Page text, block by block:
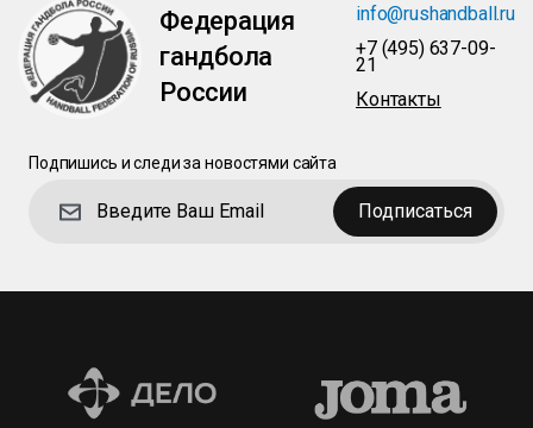
Федерация
гандбола
России
info@rushandball.ru
+7 (495) 637-09-
21
Контакты
Подпишись и следи за новостями сайта
Подписаться